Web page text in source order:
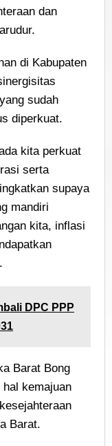
dan
di Kabupaten
sudah
diperkuat.
kita perkuat
serta
supaya
mandiri
kita, inflasi
DPC PPP
Barat Bong
kemajuan
Barat.